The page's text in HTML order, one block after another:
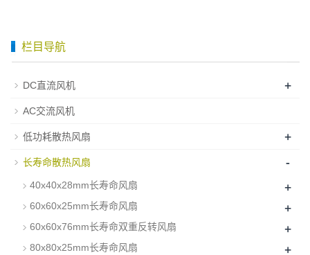
栏目导航
DC直流风机 +
AC交流风机
低功耗散热风扇 +
长寿命散热风扇 -
40x40x28mm长寿命风扇 +
60x60x25mm长寿命风扇 +
60x60x76mm长寿命双重反转风扇 +
80x80x25mm长寿命风扇 +